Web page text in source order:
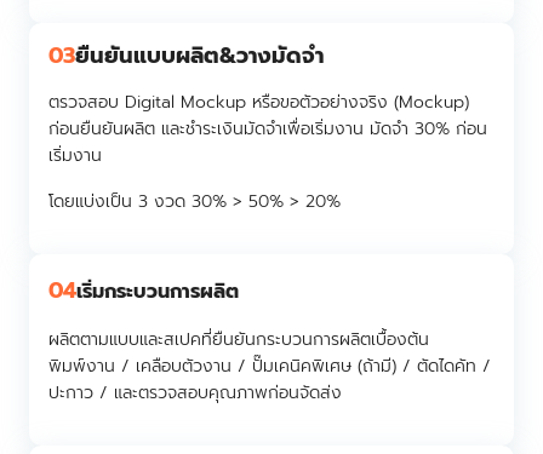
03ยืนยันแบบผลิต&วางมัดจำ
ตรวจสอบ Digital Mockup หรือขอตัวอย่างจริง (Mockup)
ก่อนยืนยันผลิต และชำระเงินมัดจำเพื่อเริ่มงาน มัดจำ 30% ก่อน
เริ่มงาน
โดยแบ่งเป็น 3 งวด 30% > 50% > 20%
04เริ่มกระบวนการผลิต
ผลิตตามแบบและสเปคที่ยืนยันกระบวนการผลิตเบื้องต้น
พิมพ์งาน / เคลือบตัวงาน / ปั๊มเคนิคพิเศษ (ถ้ามี) / ตัดไดคัท /
ปะกาว / และตรวจสอบคุณภาพก่อนจัดส่ง